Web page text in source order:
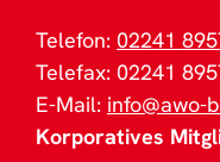
Telefon: 02241
Telefax: 02241
E-Mail: info@awo-
Korporatives